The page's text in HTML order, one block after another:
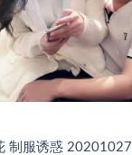
制服诱惑 20201027